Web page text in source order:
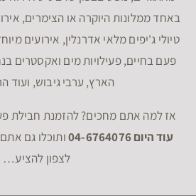
באחד ממלונות היוקרה או הצימרים,
טיולי ג'יפים מלאי אדרנלין, אירועים
פעם בחיים, פעילויות מים ואקסטרים
הארץ, ערבי גיבוש, ועוד
אז למה אתם מחכים? להזמנת חבילת
עוד היום 04-6764076
ותוכלו גם
לצפון להציע…